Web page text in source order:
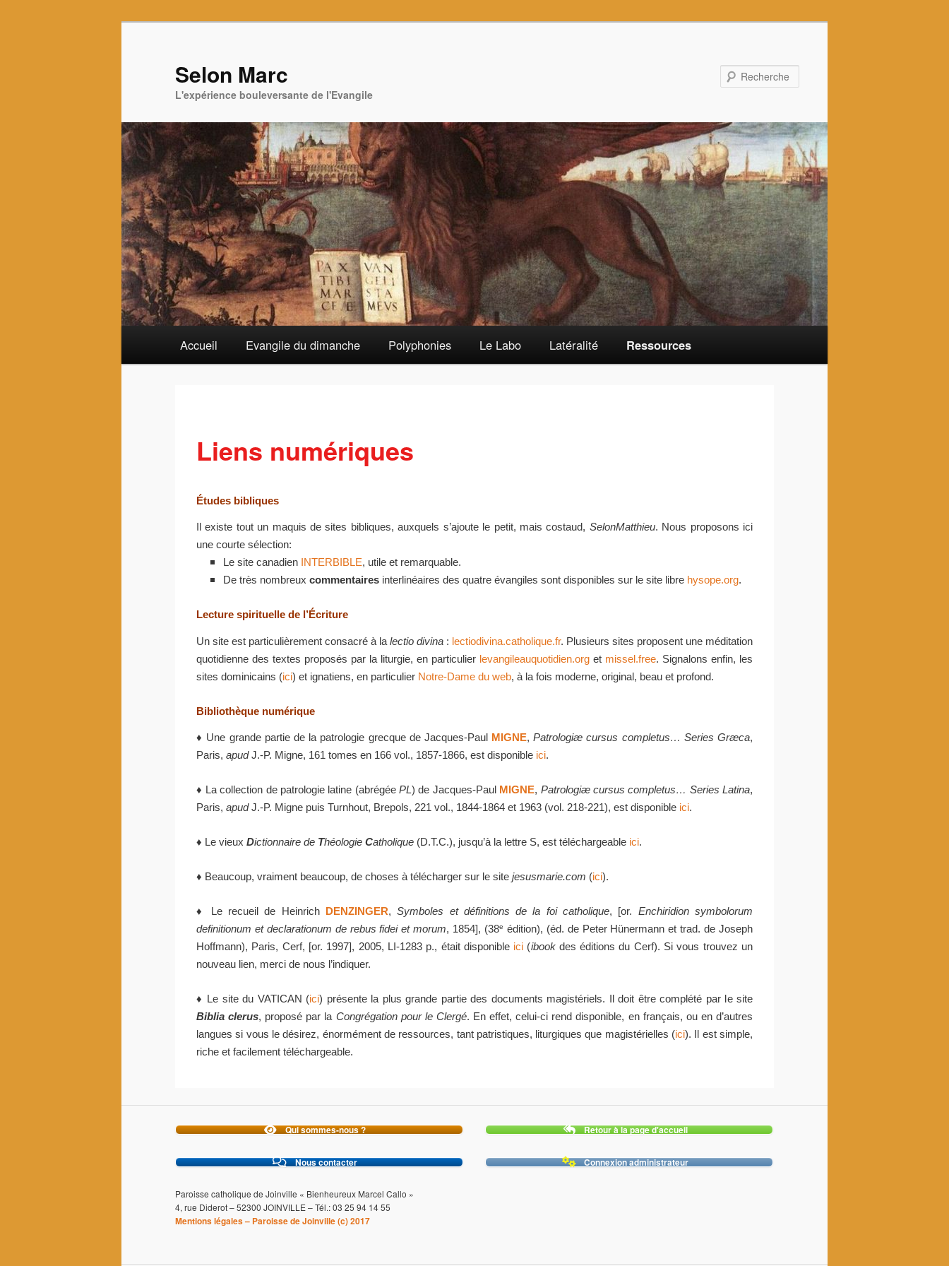
Selon Marc
L'expérience bouleversante de l'Evangile
Accueil Evangile du dimanche Polyphonies Le Labo Latéralité Ressources
Liens numériques
Études bibliques
Il existe tout un maquis de sites bibliques, auxquels s’ajoute le petit, mais costaud, SelonMatthieu. Nous proposons ici
une courte sélection:
Le site canadien INTERBIBLE, utile et remarquable.
De très nombreux commentairesinterlinéaires des quatre évangiles sont disponibles sur le site libre hysope.org.
Lecture spirituelle de l’Écriture
Un site est particulièrement consacré à la lectio divina : lectiodivina.catholique.fr. Plusieurs sites proposent une méditation
quotidienne des textes proposés par la liturgie, en particulier levangileauquotidien.org et missel.free. Signalons enfin, les
sites dominicains (ici) et ignatiens, en particulier Notre-Dame du web, à la fois moderne, original, beau et profond.
Bibliothèque numérique
♦ Une grande partie de la patrologie grecque de Jacques-Paul MIGNE,Patrologiæ cursus completus… Series Græca,
Paris, apudJ.-P. Migne, 161 tomes en 166 vol., 1857-1866, est disponible ici.
♦ La collection de patrologie latine (abrégée PL) de Jacques-Paul MIGNE, Patrologiæ cursus completus… Series Latina,
Paris, apudJ.-P. Migne puis Turnhout, Brepols, 221 vol., 1844-1864 et 1963 (vol. 218-221), est disponible ici.
♦ Le vieux Dictionnaire de Théologie Catholique (D.T.C.), jusqu’à la lettre S, est téléchargeable ici.
♦ Beaucoup, vraiment beaucoup, de choses à télécharger sur le site jesusmarie.com (ici).
♦ Le recueil de Heinrich DENZINGER,Symboles et définitions de la foi catholique, [or. Enchiridion symbolorum
definitionum et declarationum de rebus fidei et morum, 1854], (38e édition), (éd. de Peter Hünermann et trad. de Joseph
Hoffmann), Paris, Cerf, [or. 1997], 2005, LI-1283 p., était disponible ici (ibookdes éditions du Cerf). Si vous trouvez un
nouveau lien, merci de nous l’indiquer.
♦ Le site du VATICAN (ici) présente la plus grande partie des documents magistériels. Il doit être complété par le site
Biblia clerus, proposé par la Congrégation pour le Clergé. En effet, celui-ci rend disponible, en français, ou en d’autres
langues si vous le désirez, énormément de ressources, tant patristiques, liturgiques que magistérielles (ici). Il est simple,
riche et facilement téléchargeable.
Qui sommes-nous ?
Nous contacter
Paroisse catholique de Joinville « Bienheureux Marcel Callo »
4, rue Diderot – 52300 JOINVILLE – Tél.: 03 25 94 14 55
Mentions légales – Paroisse de Joinville (c) 2017
Retour à la page d'accueil
Connexion administrateur